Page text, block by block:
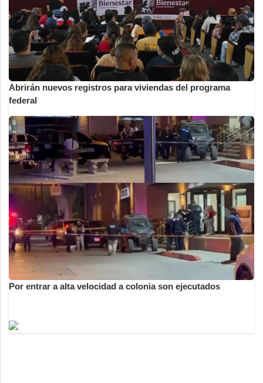
Abrirán nuevos registros para viviendas del programa
federal
Por entrar a alta velocidad a colonia son ejecutados